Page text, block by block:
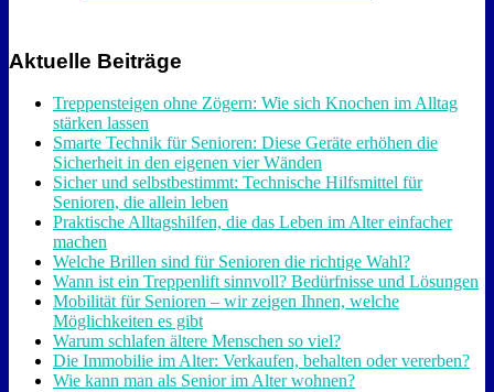
Aktuelle Beiträge
Treppensteigen ohne Zögern: Wie sich Knochen im Alltag
stärken lassen
Smarte Technik für Senioren: Diese Geräte erhöhen die
Sicherheit in den eigenen vier Wänden
Sicher und selbstbestimmt: Technische Hilfsmittel für
Senioren, die allein leben
Praktische Alltagshilfen, die das Leben im Alter einfacher
machen
Welche Brillen sind für Senioren die richtige Wahl?
Wann ist ein Treppenlift sinnvoll? Bedürfnisse und Lösungen
Mobilität für Senioren – wir zeigen Ihnen, welche
Möglichkeiten es gibt
Warum schlafen ältere Menschen so viel?
Die Immobilie im Alter: Verkaufen, behalten oder vererben?
Wie kann man als Senior im Alter wohnen?